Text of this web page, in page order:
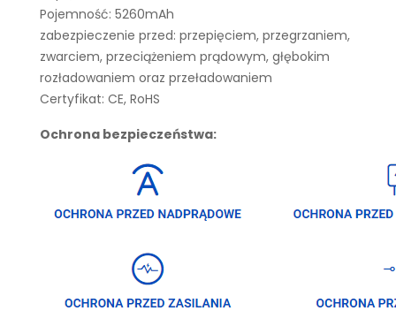
Pojemność: 5260mAh
zabezpieczenie przed: przepięciem, przegrzaniem,
zwarciem, przeciążeniem prądowym, głębokim
rozładowaniem oraz przeładowaniem
Certyfikat: CE, RoHS
Ochrona bezpieczeństwa: